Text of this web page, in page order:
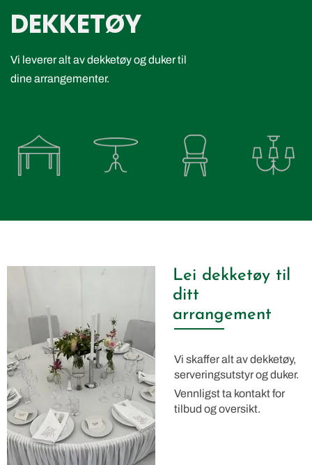
DEKKETØY
Vi leverer alt av dekketøy og duker til
dine arrangementer.
Lei dekketøy til
ditt
arrangement
Vi skaffer alt av dekketøy,
serveringsutstyr og duker.
Vennligst ta kontakt for
tilbud og oversikt.